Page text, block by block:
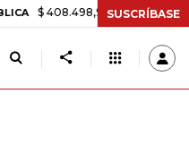
$ 408.498,97 +$ 8.753,81 +2,19%
SUSCRÍBASE